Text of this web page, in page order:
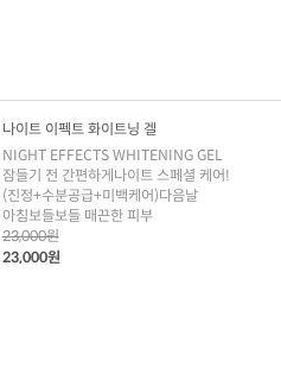
나이트 이펙트 화이트닝 겔
NIGHT EFFECTS WHITENING GEL
잠들기 전 간편하게나이트 스페셜 케어!
(진정+수분공급+미백케어)다음날
아침보들보들 매끈한 피부
23,000원
23,000원